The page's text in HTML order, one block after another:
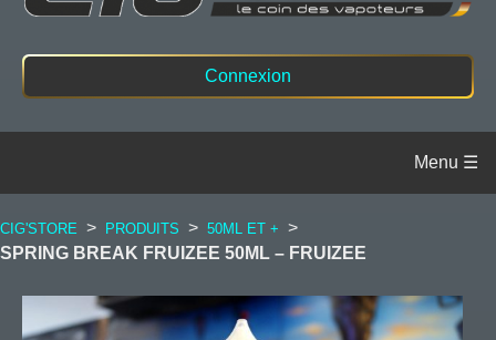
Connexion
CIG'STORE > PRODUITS > 50ML ET + >
SPRING BREAK FRUIZEE 50ML – FRUIZEE